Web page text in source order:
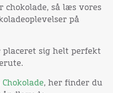
chokolade, så læs vores
på
placeret sig helt perfekt
, her finder du